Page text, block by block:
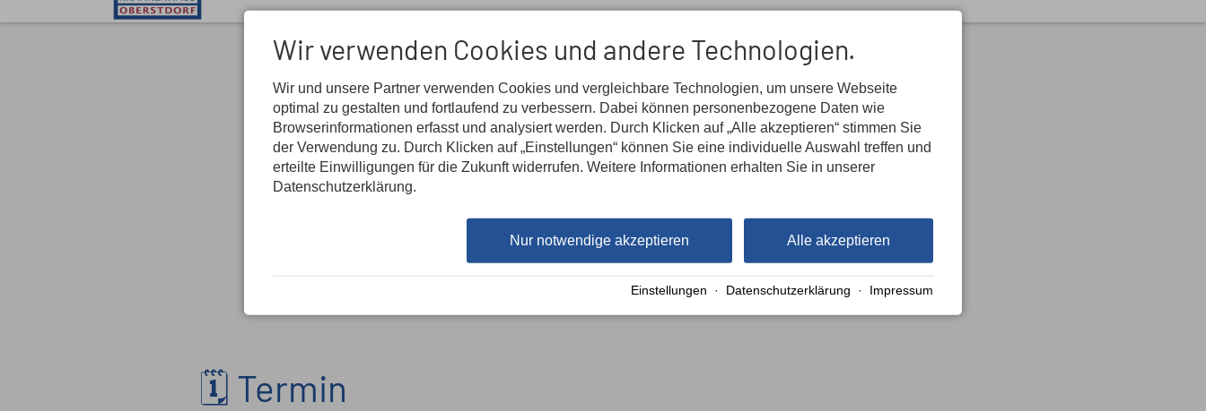
Aktuelles
🗓️ Termin
Wir verwenden Cookies und andere Technologien.
Wir und unsere Partner verwenden Cookies und vergleichbare Technologien, um unsere Webseite
optimal zu gestalten und fortlaufend zu verbessern. Dabei können personenbezogene Daten wie
Browserinformationen erfasst und analysiert werden. Durch Klicken auf „Alle akzeptieren“ stimmen Sie
der Verwendung zu. Durch Klicken auf „Einstellungen“ können Sie eine individuelle Auswahl treffen und
erteilte Einwilligungen für die Zukunft widerrufen. Weitere Informationen erhalten Sie in unserer
Datenschutzerklärung.
Alle akzeptieren
Nur notwendige akzeptieren
Einstellungen · Datenschutzerklärung · Impressum